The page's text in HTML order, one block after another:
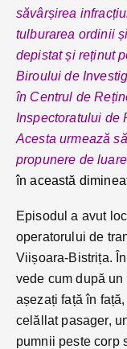
săvârșirea
tulburarea ordinii
depistat și reținut
Biroului de
în Centrul de
Inspectoratului de
Acesta urmează
propunere de
în această
Episodul a avut
operatorului de
Viișoara-Bistrița.
vede cum după
așezați față în
celăllat pasager,
pumnii peste corp